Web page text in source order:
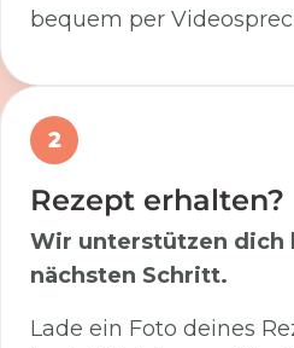
bequem per
2
Rezept erhalten?
Wir unterstützen dich
nächsten Schritt.
Lade ein Foto deines